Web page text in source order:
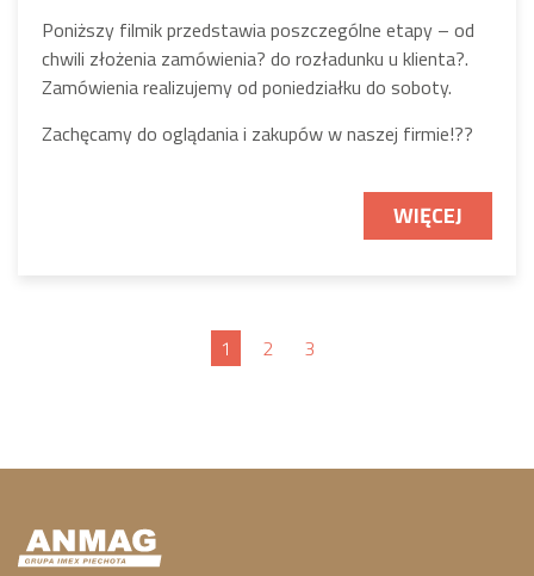
Poniższy filmik przedstawia poszczególne etapy – od
chwili złożenia zamówienia? do rozładunku u klienta?.
Zamówienia realizujemy od poniedziałku do soboty.
Zachęcamy do oglądania i zakupów w naszej firmie!??
WIĘCEJ
1 2 3